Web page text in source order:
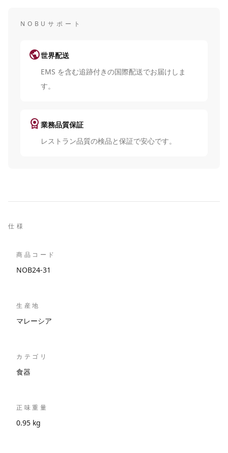
NOBUサポート
public世界配送
EMS を含む追跡付きの国際配送でお届けしま
す。
license 業務品質保証
レストラン品質の検品と保証で安心です。
仕様
商品コード
NOB24-31
生産地
マレーシア
カテゴリ
食器
正味重量
0.95 kg